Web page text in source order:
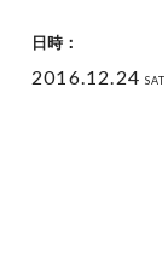
日時：
2016.12.24SAT